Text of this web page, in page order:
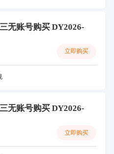
无账号购买 DY2026-
立即购买
无账号购买 DY2026-
立即购买